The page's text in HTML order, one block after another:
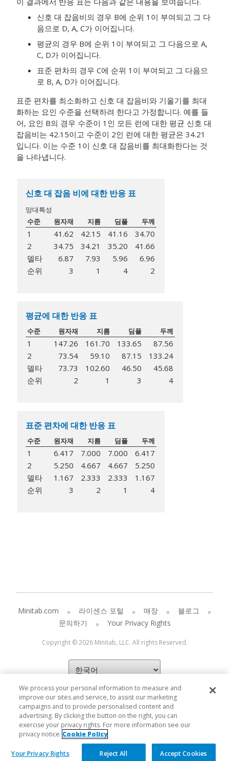
신호 대 잡음비의 경우 B에 순위 1이 부여되고 그 다
음으로 D, A, C가 이어집니다.
평균의 경우 B에 순위 1이 부여되고 그 다음으로 A,
C, D가 이어집니다.
표준 편차의 경우 C에 순위 1이 부여되고 그 다음으
로 B, A, D가 이어집니다.
표준 편차를 최소화하고 신호 대 잡음비와 기울기를 최대
화하는 요인 수준을 선택하려 한다고 가정합니다. 예를 들
어, 요인 B의 경우 수준이 1인 모든 런에 대한 평균 신호 대
잡음비는 42.15이고 수준이 2인 런에 대한 평균은 34.21
입니다. 이는 수준 1이 신호 대 잡음비를 최대화한다는 것
을 나타냅니다.
신호 대 잡음 비에 대한 반응 표
망대특성
수준
원자재 지름 딤플 두께
1 41.62 42.15 41.16
34.70
2
34.75 34.21 35.20
41.66
델타
6.87 7.93 5.96
6.96
순위
3 1 4 2
평균에 대한 반응 표
수준 원자재 지름 딤플 두께
1 147.26 161.70 133.65
87.56
2
73.54 59.10 87.15
133.24
델타
73.73 102.60 46.50
45.68
순위
2 1 3 4
표준 편차에 대한 반응 표
수준 원자재 지름 딤플 두께
1 6.417 7.000 7.000
6.417
2
5.250 4.667 4.667
5.250
델타
1.167 2.333 2.333
1.167
순위
3 2 1 4
Minitab.com 라이센스 포털 매장
블로그
문의하기
Your Privacy Rights
Copyright © 2026 Minitab, LLC. All rights Reserved.
We process your personal information to measure and
improve our sites and service, to assist our marketing
campaigns and to provide personalised content and
advertising. By clicking the button on the right, you can
exercise your privacy rights. For more information see our
privacy notice Cookie Policy
Your Privacy Rights Reject All Accept Cookies